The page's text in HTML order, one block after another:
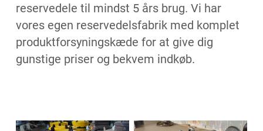
reservedele til mindst 5 års brug. Vi har
vores egen reservedelsfabrik med komplet
produktforsyningskæde for at give dig
gunstige priser og bekvem indkøb.